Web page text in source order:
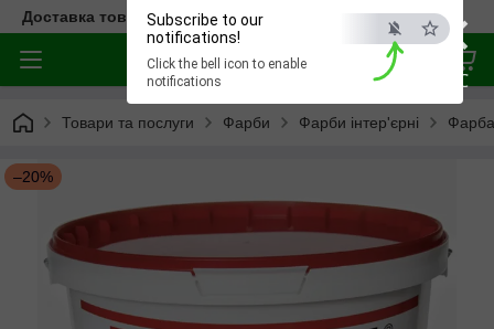
×
ESC
Subscribe to our
notifications!
Click the bell icon to enable
notifications
Доставка товара по всей Украине
Товари та послуги Фарби Фарби інтер'єрні Фарба
–20%